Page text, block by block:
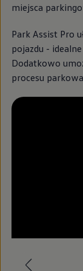
Kredyt i
Volkswagen
Serwis,
miejsca
Park Assist Pro
pojazdu -
Dodatkowo
procesu